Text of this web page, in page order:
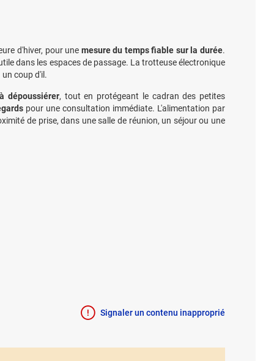
d'hiver, pour une mesure du temps fiable sur la durée.
dans les espaces de passage. La trotteuse électronique
coup d'il.
dépoussiérer, tout en protégeant le cadran des petites
pour une consultation immédiate. L'alimentation par
de prise, dans une salle de réunion, un séjour ou une
Signaler un contenu inapproprié